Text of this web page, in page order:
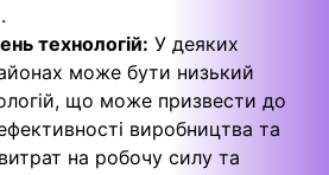
технологій: У деяких
може бути низький
що може призвести до
виробництва та
на робочу силу та